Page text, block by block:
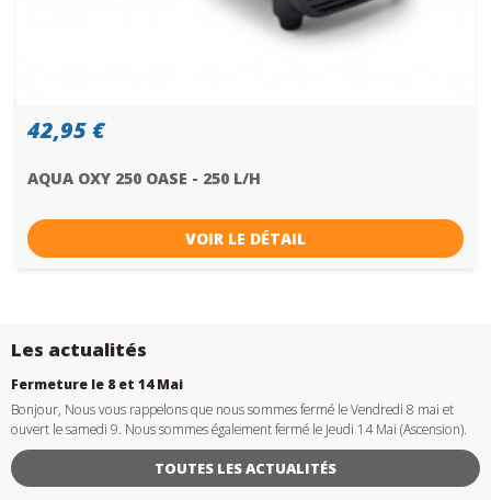
42,95 €
AQUA OXY 250 OASE - 250 L/H
VOIR LE DÉTAIL
Les actualités
Fermeture le 8 et 14 Mai
Bonjour, Nous vous rappelons que nous sommes fermé le Vendredi 8 mai et
ouvert le samedi 9. Nous sommes également fermé le Jeudi 14 Mai (Ascension).
TOUTES LES ACTUALITÉS